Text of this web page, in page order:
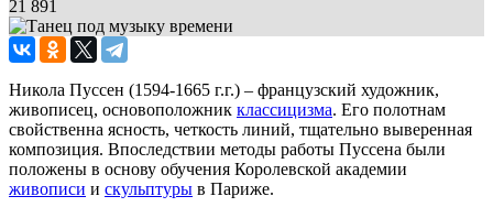
21 891
Никола Пуссен (1594-1665 г.г.) – французский художник,
живописец, основоположник классицизма. Его полотнам
свойственна ясность, четкость линий, тщательно выверенная
композиция. Впоследствии методы работы Пуссена были
положены в основу обучения Королевской академии
живописи и скульптуры в Париже.